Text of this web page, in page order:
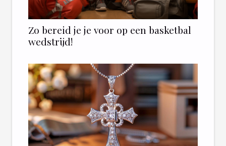
Zo bereid je je voor op een basketbal
wedstrijd!